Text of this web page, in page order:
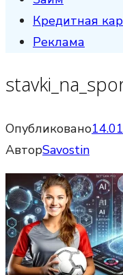
Кредитная
Реклама
Опубликовано
АвторSavostin